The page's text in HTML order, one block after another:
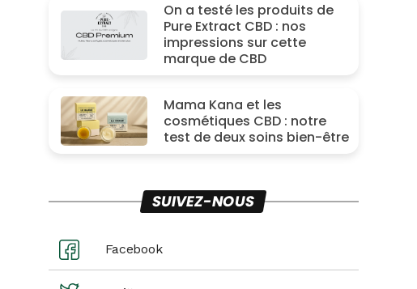
On a testé les produits de
Pure Extract CBD : nos
impressions sur cette
marque de CBD
Mama Kana et les
cosmétiques CBD : notre
test de deux soins bien-être
SUIVEZ-NOUS
Facebook